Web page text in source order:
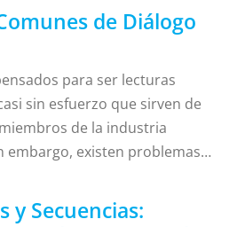
de guión, ¿cómo se utiliza el
mejorar la autenticidad de la
hacerla entendible y no
presentamos algunas formas
añadas a tu guión idiomas
de traducciones ...
de Diálogo
para ser lecturas
sin esfuerzo que sirven de
de la industria
embargo, existen problemas
página tras página de
y Secuencias: